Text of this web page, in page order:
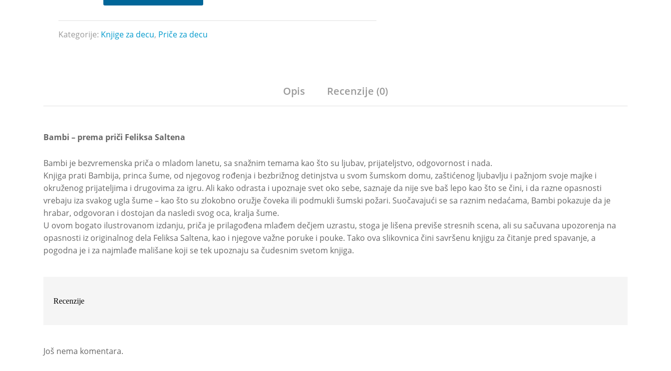
Kategorije: Knjige za decu, Priče za decu
Opis Recenzije (0)
Bambi – prema priči Feliksa Saltena
Bambi je bezvremenska priča o mladom lanetu, sa snažnim temama kao što su ljubav, prijateljstvo, odgovornost i nada.
Knjiga prati Bambija, princa šume, od njegovog rođenja i bezbrižnog detinjstva u svom šumskom domu, zaštićenog ljubavlju i pažnjom svoje majke i
okruženog prijateljima i drugovima za igru. Ali kako odrasta i upoznaje svet oko sebe, saznaje da nije sve baš lepo kao što se čini, i da razne opasnosti
vrebaju iza svakog ugla šume – kao što su zlokobno oružje čoveka ili podmukli šumski požari. Suočavajući se sa raznim nedaćama, Bambi pokazuje da je
hrabar, odgovoran i dostojan da nasledi svog oca, kralja šume.
U ovom bogato ilustrovanom izdanju, priča je prilagođena mlađem dečjem uzrastu, stoga je lišena previše stresnih scena, ali su sačuvana upozorenja na
opasnosti iz originalnog dela Feliksa Saltena, kao i njegove važne poruke i pouke. Tako ova slikovnica čini savršenu knjigu za čitanje pred spavanje, a
pogodna je i za najmlađe mališane koji se tek upoznaju sa čudesnim svetom knjiga.
Recenzije
Još nema komentara.